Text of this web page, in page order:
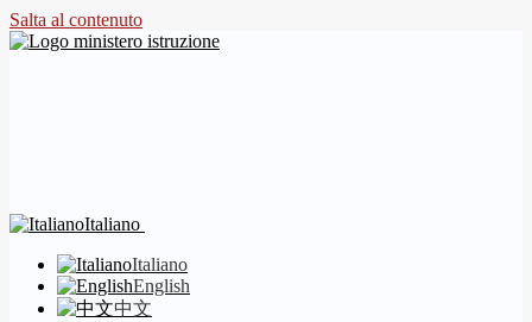
Salta al contenuto
Italiano
Italiano
English
中文